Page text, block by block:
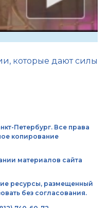
которые дают силы
Петербург. Все права
копирование
материалов сайта
ресурсы, размещенный
без согласования.